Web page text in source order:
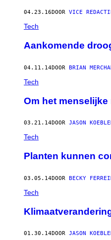
04.23.16DOOR VICE
Tech
Aankomende
04.11.14DOOR BRIAN
Tech
Om het
03.21.14DOOR JASON
Tech
Planten kunnen
03.05.14DOOR BECKY
Tech
01.30.14DOOR JASON